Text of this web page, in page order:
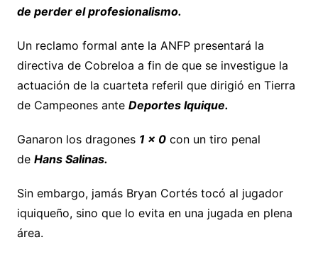
de perder el profesionalismo.
Un reclamo formal ante la ANFP presentará la
directiva de Cobreloa a fin de que se investigue la
actuación de la cuarteta referil que dirigió en Tierra
de Campeones ante Deportes Iquique.
Ganaron los dragones 1 x 0con un tiro penal
de Hans Salinas.
Sin embargo, jamás Bryan Cortés tocó al jugador
iquiqueño, sino que lo evita en una jugada en plena
área.